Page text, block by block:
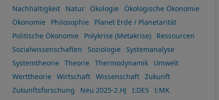
Nachhaltigkeit
Natur Ökologie
Ökologische Ökonomie
Ökonomie
Philosophie
Planet Erde / Planetarität
Politische Ökonomie
Polykrise (Metakrise)
Ressourcen
Sozialwissenschaften
Soziologie
Systemanalyse
Systemtheorie
Theorie Thermodynamik
Umwelt
Werttheorie
Wirtschaft Wissenschaft
Zukunft
Zukunftsforschung
Neu 2025-2.HJ I:DES I:MK